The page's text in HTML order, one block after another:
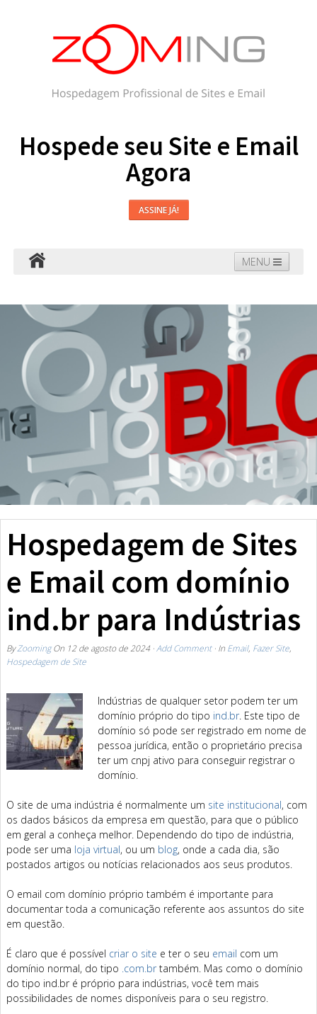
Hospede seu Site e Email
Agora
ASSINE JÁ!
MENU
Domínios Blog Suporte
Hospedagem de Sites
e Email com domínio
ind.br para Indústrias
ByZoomingOn 12 de agosto de 2024 · Add Comment· In Email, Fazer Site,
Hospedagem de Site
Indústrias de qualquer setor podem ter um
domínio próprio do tipo ind.br. Este tipo de
domínio só pode ser registrado em nome de
pessoa jurídica, então o proprietário precisa
ter um cnpj ativo para conseguir registrar o
domínio.
O site de uma indústria é normalmente um site institucional, com
os dados básicos da empresa em questão, para que o público
em geral a conheça melhor. Dependendo do tipo de indústria,
pode ser uma loja virtual, ou um blog, onde a cada dia, são
postados artigos ou notícias relacionados aos seus produtos.
O email com domínio próprio também é importante para
documentar toda a comunicação referente aos assuntos do site
em questão.
É claro que é possível criar o site e ter o seu email com um
domínio normal, do tipo .com.br também. Mas como o domínio
do tipo ind.br é próprio para indústrias, você tem mais
possibilidades de nomes disponíveis para o seu registro.